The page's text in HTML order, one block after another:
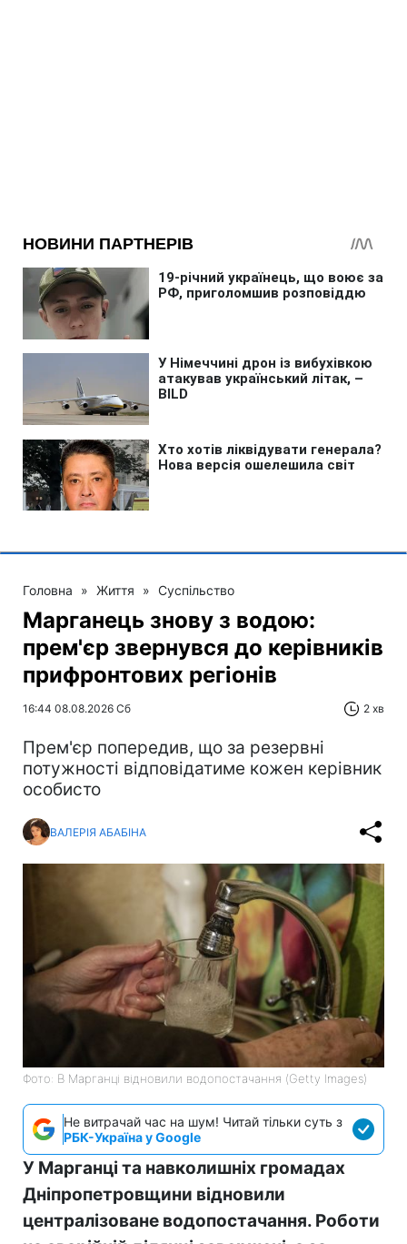
Головна » Життя » Суспільство
Марганець знову з водою:
прем'єр звернувся до керівників
прифронтових регіонів
16:44 08.08.2026 Сб 2 хв
Прем'єр попередив, що за резервні
потужності відповідатиме кожен керівник
особисто
ВАЛЕРІЯ АБАБІНА
Фото: В Марганці відновили водопостачання (Getty Images)
Не витрачай час на шум! Читай тільки суть з
РБК-Україна у Google
У Марганці та навколишніх громадах
Дніпропетровщини відновили
централізоване водопостачання. Роботи